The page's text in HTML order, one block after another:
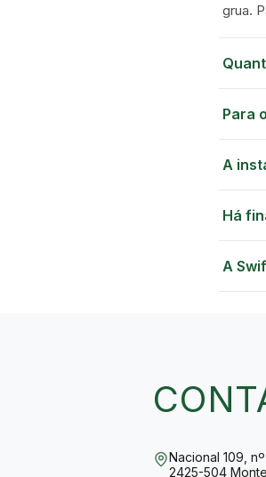
grua.
Para
A
Há
A
Nacional 109,
2425-504